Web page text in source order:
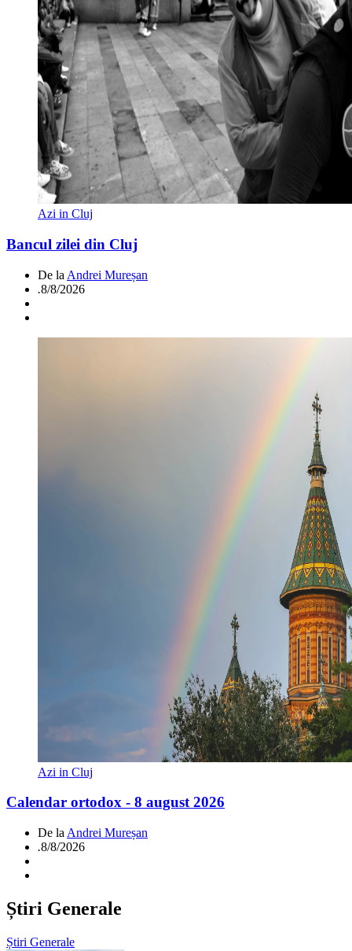
Azi in Cluj
Bancul zilei din Cluj
De la Andrei Mureșan
.8/8/2026
Azi in Cluj
Calendar ortodox - 8 august 2026
De la Andrei Mureșan
.8/8/2026
Știri Generale
Știri Generale